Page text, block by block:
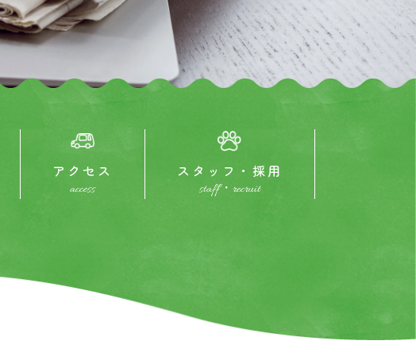
アクセス
access
スタッフ・採用
staff・recruit